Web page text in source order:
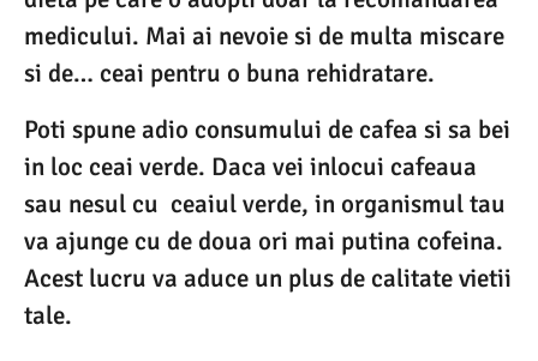
medicului. Mai ai nevoie si de multa miscare
si de… ceai pentru o buna rehidratare.
Poti spune adio consumului de cafea si sa bei
in loc ceai verde. Daca vei inlocui cafeaua
sau nesul cu ceaiul verde, in organismul tau
va ajunge cu de doua ori mai putina cofeina.
Acest lucru va aduce un plus de calitate vietii
tale.